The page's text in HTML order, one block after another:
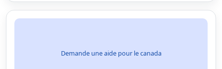
Demande une aide pour le canada